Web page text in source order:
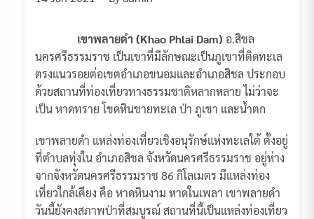
เขาพลายดำ (Khao Phlai Dam) อ.สิชล
นครศรีธรรมราช เป็นเขาที่มีลักษณะเป็นภูเขาที่ติดทะเล
ตรงแนวรอยต่อเขตอำเภอขนอมและอำเภอสิชล ประกอบ
ด้วยสถานที่ท่องเที่ยวทางธรรมชาติหลากหลาย ไม่ว่าจะ
เป็น หาดทราย โขดหินชายทะเล ป่า ภูเขา และน้ำตก
เขาพลายดำ แหล่งท่องเที่ยวเชิงอนุรักษ์แห่งทะเลใต้ ตั้งอยู่
ที่ตำบลทุ่งใน อำเภอสิชล จังหวัดนครศรีธรรมราช อยู่ห่าง
จากจังหวัดนครศรีธรรมราช 86 กิโลเมตร มีแหล่งท่อง
เที่ยวใกล้เคียง คือ หาดหินงาม หาดในเพลา เขาพลายดำ
วันนี้ยังคงสภาพป่าที่สมบูรณ์ สถานที่นี้เป็นแหล่งท่องเที่ยว